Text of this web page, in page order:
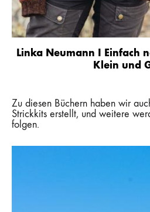
Linka Neumann I Einfach
Klein und
Zu diesen Büchern haben wir
Strickkits erstellt, und weitere
folgen.